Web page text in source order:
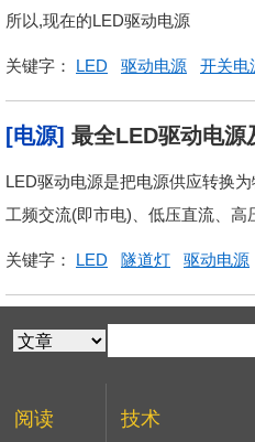
所以,现在的LED驱动电源
关键字： LED 驱动电源 开关电
[电源] 最全LED驱动电源
LED驱动电源是把电源供应转换
工频交流(即市电)、低压直流、
关键字： LED 隧道灯 驱动电源
阅读 技术